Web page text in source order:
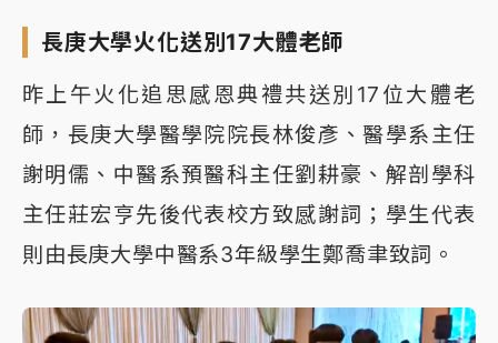
長庚大學火化送別17大體老師
昨上午火化追思感恩典禮共送別17位大體老
師，長庚大學醫學院院長林俊彥、醫學系主任
謝明儒、中醫系預醫科主任劉耕豪、解剖學科
主任莊宏亨先後代表校方致感謝詞；學生代表
則由長庚大學中醫系3年級學生鄭喬聿致詞。